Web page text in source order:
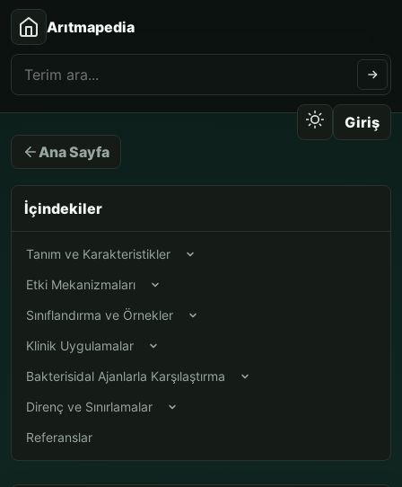
Arıtmapedia
Giriş
Ana Sayfa
İçindekiler
Tanım ve Karakteristikler
Etki Mekanizmaları
Sınıflandırma ve Örnekler
Klinik Uygulamalar
Bakterisidal Ajanlarla Karşılaştırma
Direnç ve Sınırlamalar
Referanslar